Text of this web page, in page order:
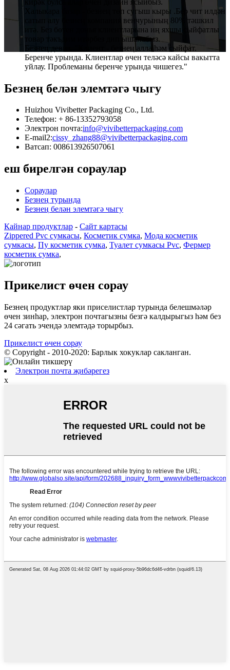
Халыкара базар - безнең төп сугыш кыры .Бер чит илдән
сатып алу безнең компания венчурының 80% тәшкил
итә. Без бөтен дөнья клиентларына иң яхшы сыйфатлы
товар тәкъдим итәрбез дип ышанабыз.
Безнең девиз. "Клиент - безнең алла һәм сыйфат.
Беренче урында. Клиентлар өчен теләсә кайсы вакытта
уйлау. Проблеманы беренче урында чишегез."
Безнең белән элемтәгә чыгу
Huizhou Vivibetter Packaging Co., Ltd.
Телефон: + 86-13352793058
Электрон почта:info@vivibetterpackaging.com
E-mail2:cissy_zhang88@vivibetterpackaging.com
Ватсап: 008613926507061
еш бирелгән сораулар
Сораулар
Безнең турында
Безнең белән элемтәгә чыгу
Кайнар продуктлар - Сайт картасы
Zippered Pvc сумкасы, Косметик сумка, Мода косметик
сумкасы, Пу косметик сумка, Туалет сумкасы Pvc, Фермер
косметик сумка,
Прикелист өчен сорау
Безнең продуктлар яки приселистлар турында белешмәләр
өчен зинһар, электрон почтагызны безгә калдырыгыз һәм без
24 сәгать эчендә элемтәдә торырбыз.
Прикелист өчен сорау
© Copyright - 2010-2020: Барлык хокуклар сакланган.
Электрон почта җибәрегез
x